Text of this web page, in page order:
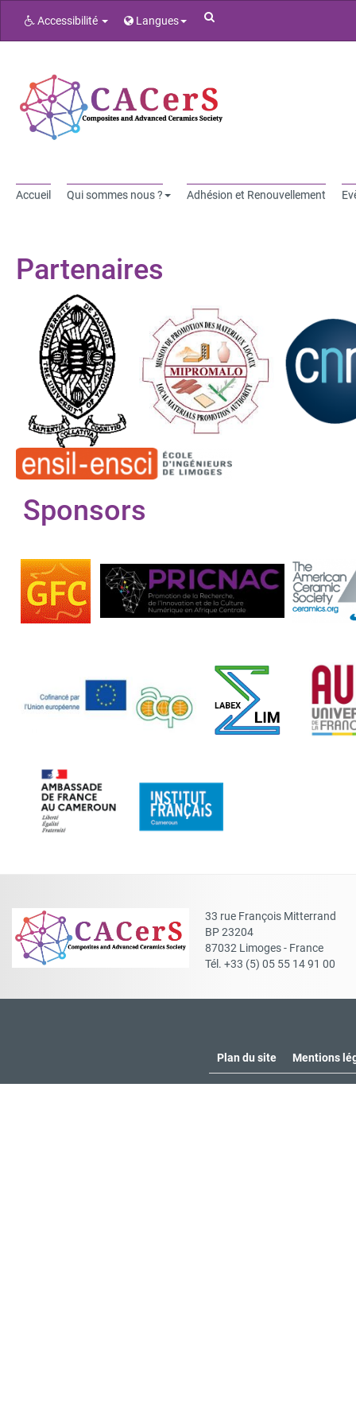
Accessibilité Langues
Accueil Qui sommes nous ? Adhésion et Renouvellement
Partenaires
Sponsors
33 rue François Mitterrand
BP 23204
87032 Limoges - France
Tél. +33 (5) 05 55 14 91 00
Plan du site Mentions